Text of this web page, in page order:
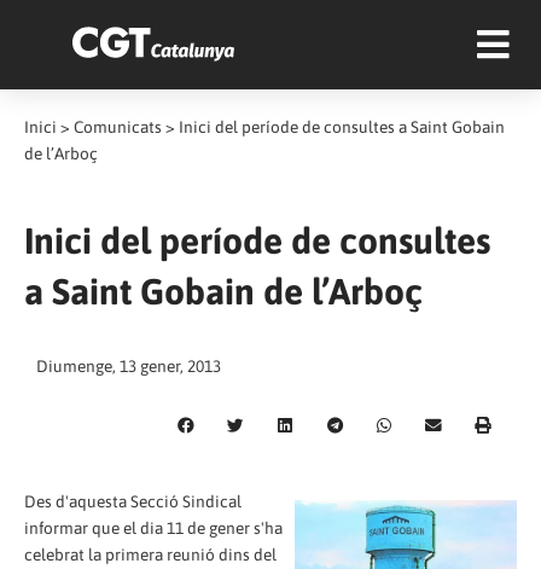
Inici > Comunicats > Inici del període de consultes a Saint Gobain
de l’Arboç
Inici del període de consultes
a Saint Gobain de l’Arboç
Diumenge, 13 gener, 2013
Des d'aquesta Secció Sindical
informar que el dia 11 de gener s'ha
celebrat la primera reunió dins del